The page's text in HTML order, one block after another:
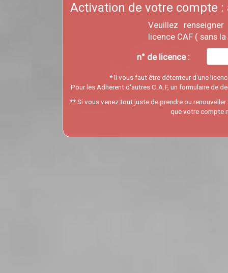
Activation de votre compte
Veuillez
licence CAF ( sans
n° de licence :
* Il vous faut être détenteur d'une
Pour les Adherent d'autres C.A.F, un formulaire de
** Si vous venez tout juste de prendre ou
que votre compte